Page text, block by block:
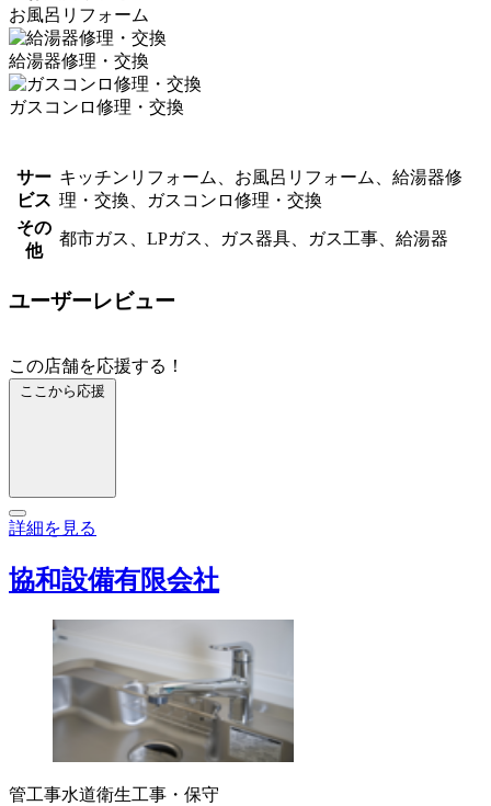
お風呂リフォーム
給湯器修理・交換
ガスコンロ修理・交換
サー
ビス
キッチンリフォーム、お風呂リフォーム、給湯器修
理・交換、ガスコンロ修理・交換
その
他
都市ガス、LPガス、ガス器具、ガス工事、給湯器
ユーザーレビュー
この店舗を応援する！
ここから応援
詳細を見る
協和設備有限会社
管工事水道衛生工事・保守